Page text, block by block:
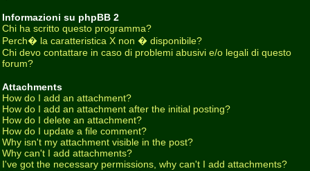
Informazioni su phpBB 2
Chi ha scritto questo programma?
Perch� la caratteristica X non � disponibile?
Chi devo contattare in caso di problemi abusivi e/o legali di questo
forum?
Attachments
How do I add an attachment?
How do I add an attachment after the initial posting?
How do I delete an attachment?
How do I update a file comment?
Why isn't my attachment visible in the post?
Why can't I add attachments?
I've got the necessary permissions, why can't I add attachments?